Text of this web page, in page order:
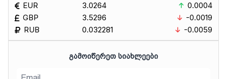
EUR
GBP
RUB
3.0264
3.5296
0.032281
0.0004
-0.0019
-0.0059
ᲒᲐᲛᲝᲘᲬᲔᲠᲔᲗ ᲡᲘᲐᲮᲚᲔᲔᲑᲘ